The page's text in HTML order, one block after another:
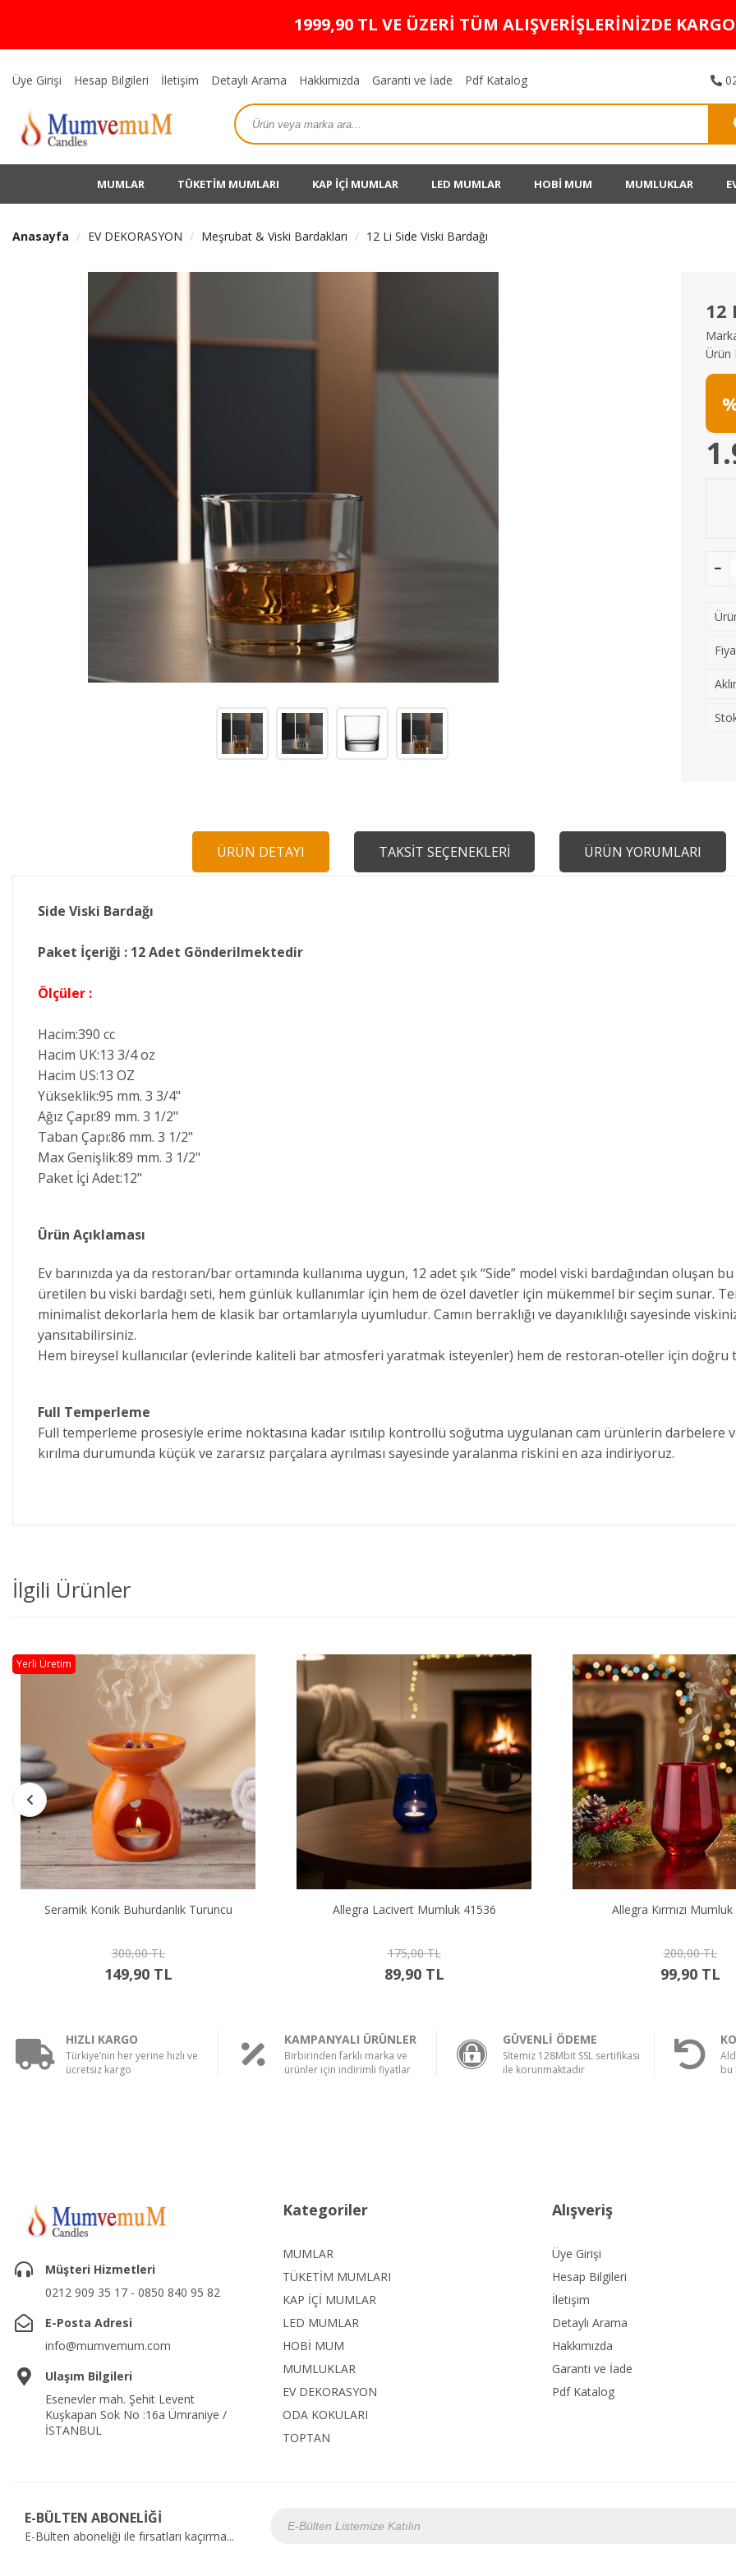
1999,90 TL VE ÜZERİ TÜM ALIŞVERİŞLERİNİZDE
Üye Girişi Hesap Bilgileri İletişim Detaylı Arama Hakkımızda Garanti ve İade Pdf Katalog
MUMLAR TÜKETİM MUMLARI KAP İÇİ MUMLAR LED MUMLAR HOBİ MUM MUMLUKLAR
Anasayfa EV DEKORASYON Meşrubat & Viski Bardakları 12 Li Side Viski Bardağı
12
Ürün
ÜRÜN DETAYI TAKSİT SEÇENEKLERİ ÜRÜN YORUMLARI
Side Viski Bardağı
Paket İçeriği : 12 Adet Gönderilmektedir
Ölçüler :
Hacim:390 cc
Hacim UK:13 3/4 oz
Hacim US:13 OZ
Yükseklik:95 mm. 3 3/4"
Ağız Çapı:89 mm. 3 1/2"
Taban Çapı:86 mm. 3 1/2"
Max Genişlik:89 mm. 3 1/2"
Paket İçi Adet:12"
Ürün Açıklaması
Ev barınızda ya da restoran/bar ortamında kullanıma uygun, 12 adet şık “Side” model viski bardağından oluşan
üretilen bu viski bardağı seti, hem günlük kullanımlar için hem de özel davetler için mükemmel bir seçim sunar.
minimalist dekorlarla hem de klasik bar ortamlarıyla uyumludur. Camın berraklığı ve dayanıklılığı sayesinde
yansıtabilirsiniz.
Hem bireysel kullanıcılar (evlerinde kaliteli bar atmosferi yaratmak isteyenler) hem de restoran-oteller için doğru
Full Temperleme
Full temperleme prosesiyle erime noktasına kadar ısıtılıp kontrollü soğutma uygulanan cam ürünlerin darbelere ve
kırılma durumunda küçük ve zararsız parçalara ayrılması sayesinde yaralanma riskini en aza indiriyoruz.
İlgili Ürünler
Allegra Lacivert Mumluk 41536
175,00 TL
89,90 TL
Allegra Kırmızı Mumluk 41536
200,00 TL
99,90 TL
6 Lı Pure Çerezlik El
1.000,00 TL
790,00 TL
Yerli Üretim
HIZLI KARGO
Türkiye’nin her yerine hızlı ve
ücretsiz kargo
KAMPANYALI ÜRÜNLER
Birbirinden farklı marka ve
ürünler için indirimli fiyatlar
GÜVENLİ ÖDEME
Sİtemiz 128Mbit SSL sertifikası
ile korunmaktadır
bu
Müşteri Hizmetleri
0212 909 35 17 - 0850 840 95 82
E-Posta Adresi
info@mumvemum.com
Ulaşım Bilgileri
Esenevler mah. Şehit Levent
Kuşkapan Sok No :16a Ümraniye /
İSTANBUL
Kategoriler
MUMLAR
TÜKETİM MUMLARI
KAP İÇİ MUMLAR
LED MUMLAR
HOBİ MUM
MUMLUKLAR
EV DEKORASYON
ODA KOKULARI
TOPTAN
Alışveriş
Üye Girişi
Hesap Bilgileri
İletişim
Detaylı Arama
Hakkımızda
Garanti ve İade
Pdf Katalog
E-BÜLTEN ABONELİĞİ
E-Bülten aboneliği ile fırsatları kaçırma...